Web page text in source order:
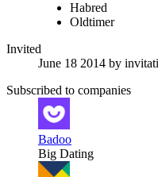
Habred
Oldtimer
Invited
June 18 2014 by
Subscribed to companies
Badoo
Big Dating